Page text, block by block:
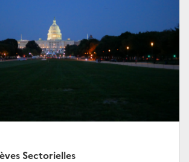
Sectorielles